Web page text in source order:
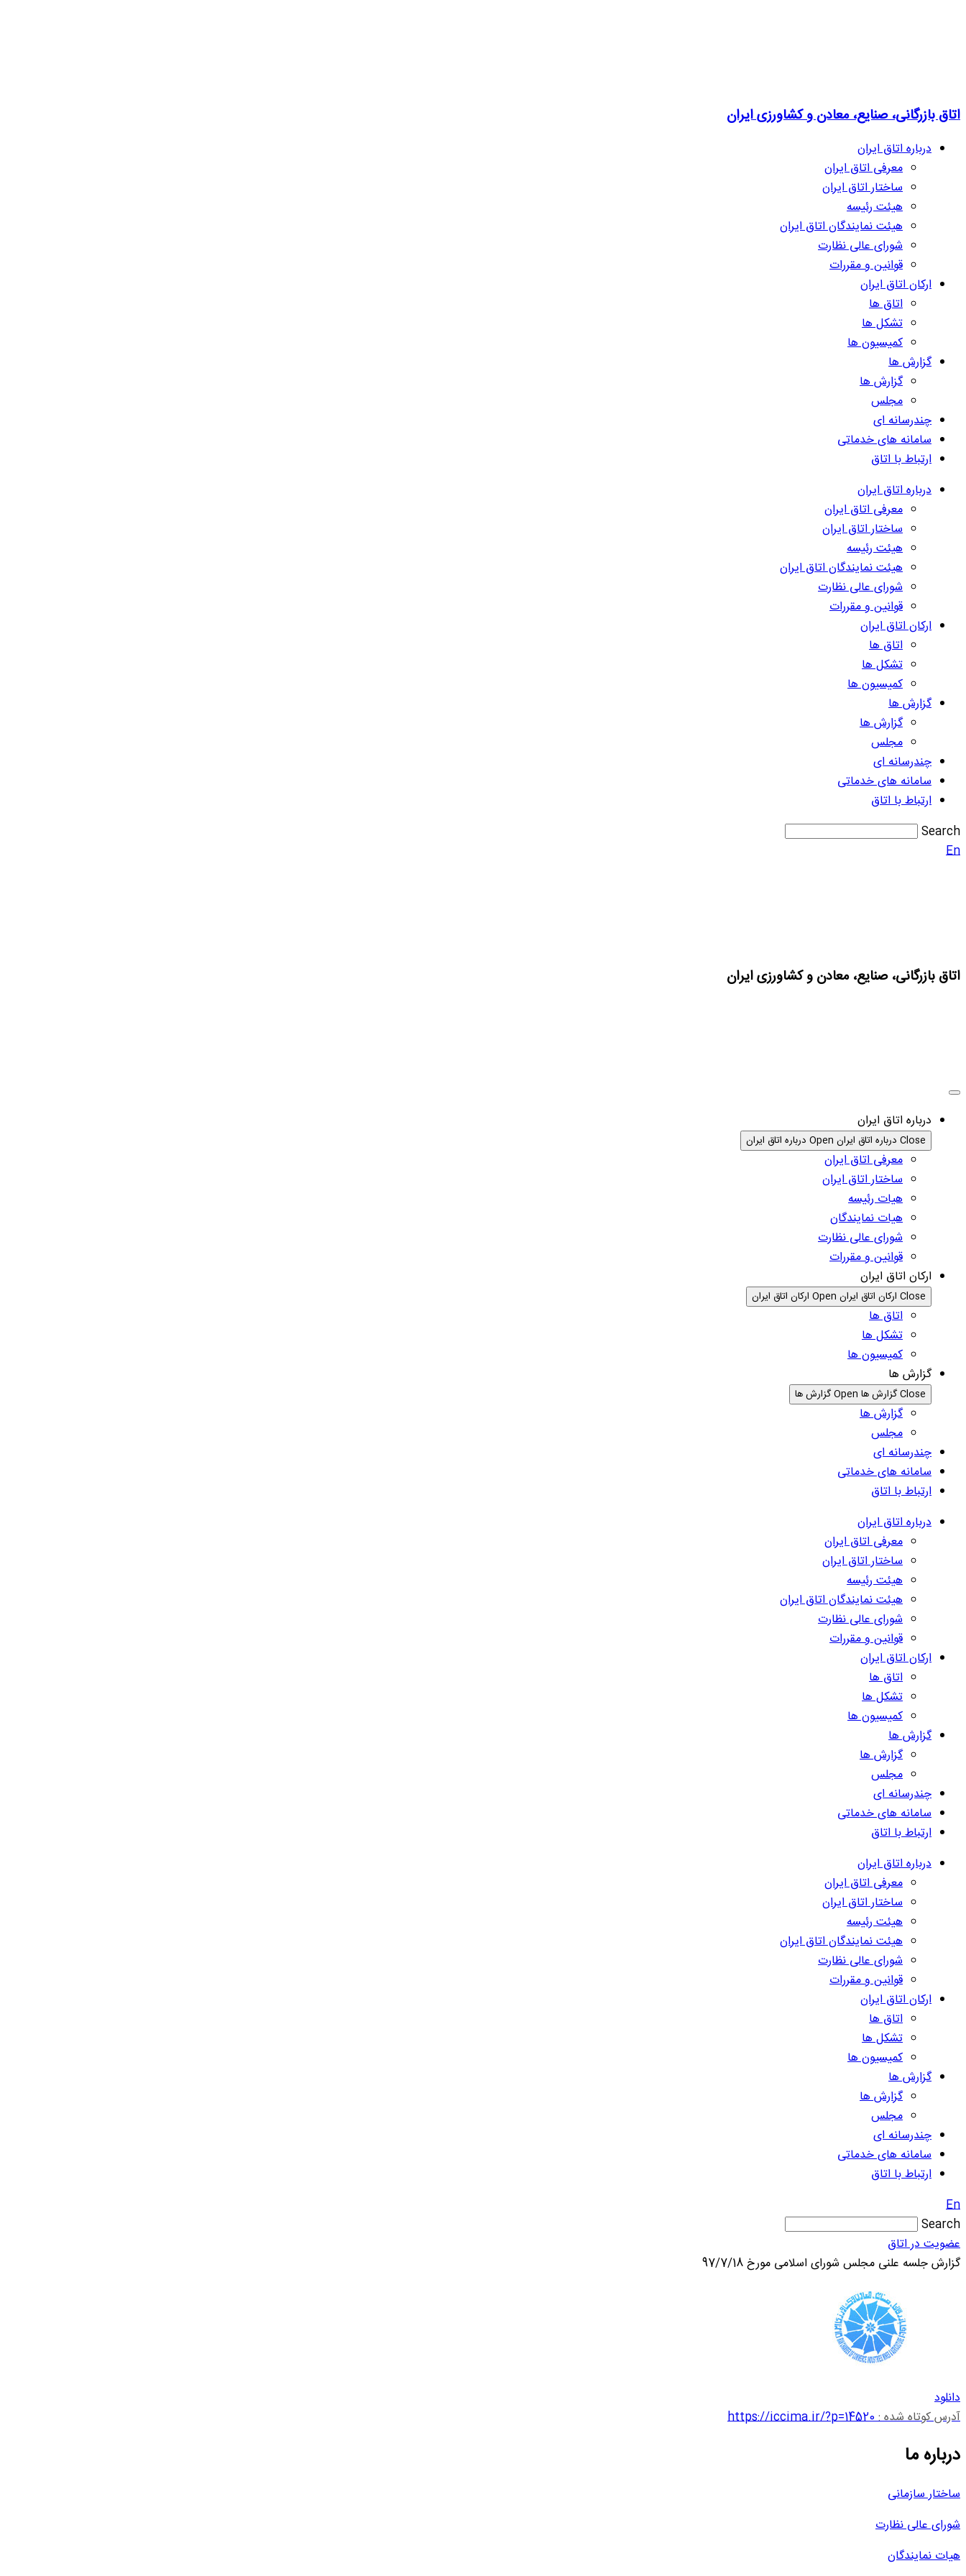
اتاق بازرگانی، صنایع، معادن و کشاورزی ایران
درباره اتاق ایران
معرفی اتاق ایران
ساختار اتاق ایران
هیئت رئیسه
هیئت نمایندگان اتاق ایران
شورای عالی نظارت
قوانین و مقررات
ارکان اتاق ایران
اتاق ها
تشکل ها
کمیسیون ها
گزارش ها
گزارش ها
مجلس
چندرسانه ای
سامانه های خدماتی
ارتباط با اتاق
درباره اتاق ایران
معرفی اتاق ایران
ساختار اتاق ایران
هیئت رئیسه
هیئت نمایندگان اتاق ایران
شورای عالی نظارت
قوانین و مقررات
ارکان اتاق ایران
اتاق ها
تشکل ها
کمیسیون ها
گزارش ها
گزارش ها
مجلس
چندرسانه ای
سامانه های خدماتی
ارتباط با اتاق
Search
En
اتاق بازرگانی، صنایع، معادن و کشاورزی ایران
درباره اتاق ایران
Close درباره اتاق ایران Open درباره اتاق ایران
معرفی اتاق ایران
ساختار اتاق ایران
هیات رئیسه
هیات نمایندگان
شورای عالی نظارت
قوانین و مقررات
ارکان اتاق ایران
Close ارکان اتاق ایران Open ارکان اتاق ایران
اتاق ها
تشکل ها
کمیسیون ها
گزارش ها
Close گزارش ها Open گزارش ها
گزارش ها
مجلس
چندرسانه ای
سامانه های خدماتی
ارتباط با اتاق
درباره اتاق ایران
معرفی اتاق ایران
ساختار اتاق ایران
هیئت رئیسه
هیئت نمایندگان اتاق ایران
شورای عالی نظارت
قوانین و مقررات
ارکان اتاق ایران
اتاق ها
تشکل ها
کمیسیون ها
گزارش ها
گزارش ها
مجلس
چندرسانه ای
سامانه های خدماتی
ارتباط با اتاق
درباره اتاق ایران
معرفی اتاق ایران
ساختار اتاق ایران
هیئت رئیسه
هیئت نمایندگان اتاق ایران
شورای عالی نظارت
قوانین و مقررات
ارکان اتاق ایران
اتاق ها
تشکل ها
کمیسیون ها
گزارش ها
گزارش ها
مجلس
چندرسانه ای
سامانه های خدماتی
ارتباط با اتاق
En
Search
عضویت در اتاق
گزارش جلسه علنی مجلس شورای اسلامی مورخ 97/7/18
دانلود
آدرس کوتاه شده :https://iccima.ir/?p=14520
درباره ما
ساختار سازمانی
شورای عالی نظارت
هیات نمایندگان